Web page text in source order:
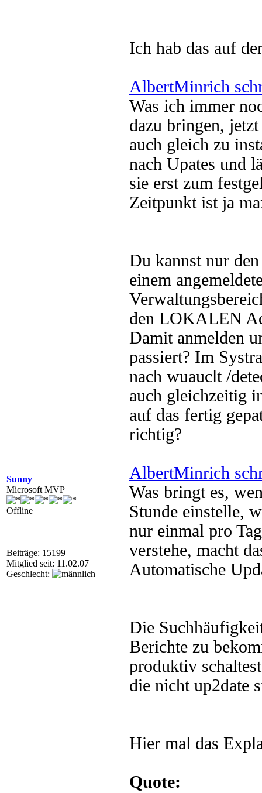
Sunny
Microsoft MVP
Offline
Beiträge: 15199
Mitglied seit: 11.02.07
Geschlecht:
Ich hab das auf
AlbertMinrich
Was ich immer
dazu bringen,
auch gleich zu
nach Upates und
sie erst zum
Zeitpunkt ist ja
Du kannst nur
einem
den LOKALEN
Damit anmelden
passiert? Im
nach wuauclt /
auch gleichzeitig
auf das fertig
richtig?
AlbertMinrich
Was bringt es,
Stunde einstelle,
nur einmal pro
verstehe, macht
Automatische
Die
Berichte zu
produktiv
die nicht up2date
Hier mal das
Quote: